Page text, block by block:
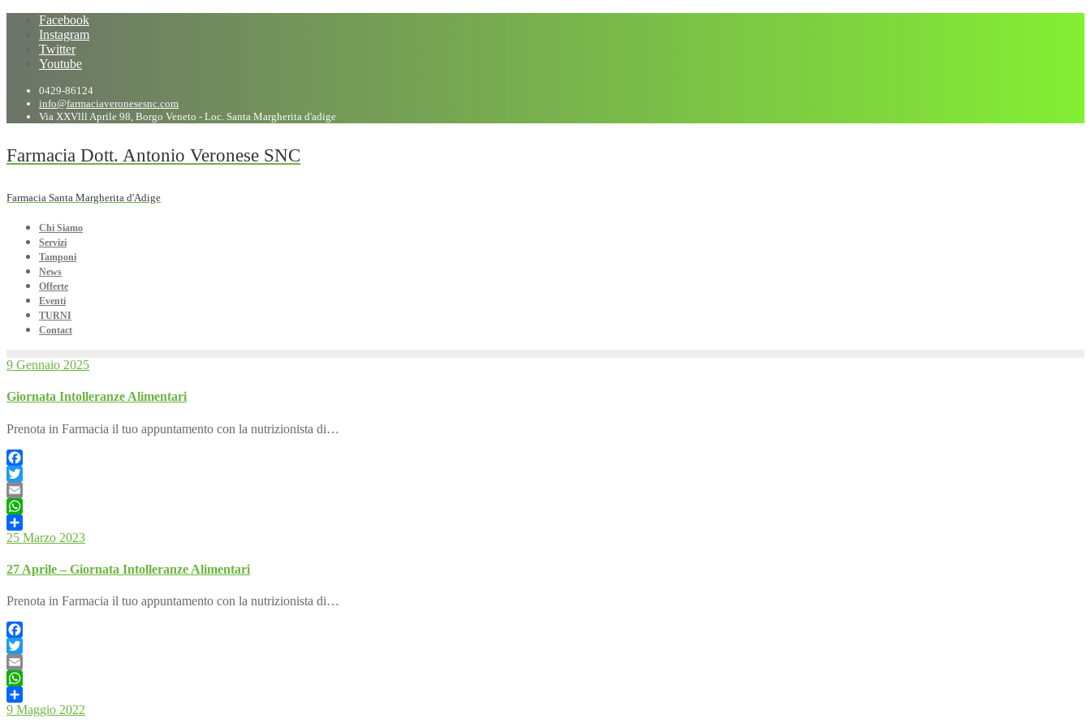
Facebook
Instagram
Twitter
Youtube
0429-86124
info@farmaciaveronesesnc.com
Via XXVlll Aprile 98, Borgo Veneto - Loc. Santa Margherita d'adige
Farmacia Dott. Antonio Veronese SNC
Farmacia Santa Margherita d'Adige
Chi Siamo
Servizi
Tamponi
News
Offerte
Eventi
TURNI
Contact
9 Gennaio 2025
Giornata Intolleranze Alimentari
Prenota in Farmacia il tuo appuntamento con la nutrizionista di…
Facebook
Twitter
Email
WhatsApp
Condividi
25 Marzo 2023
27 Aprile – Giornata Intolleranze Alimentari
Prenota in Farmacia il tuo appuntamento con la nutrizionista di…
Facebook
Twitter
Email
WhatsApp
Condividi
9 Maggio 2022